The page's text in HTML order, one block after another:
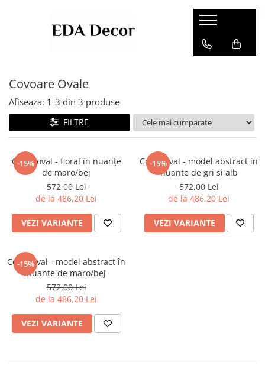
Covoare Ovale
Afiseaza: 1-3 din 3 produse
FILTRE
-15%
Covor oval - floral în nuanțe
de maro/bej
572,00 Lei
de la 486,20 Lei
VEZI VARIANTE
-15%
Covor oval - model abstract in
nuante de gri si alb
572,00 Lei
de la 486,20 Lei
VEZI VARIANTE
-15%
Covor oval - model abstract în
nuanțe de maro/bej
572,00 Lei
de la 486,20 Lei
VEZI VARIANTE